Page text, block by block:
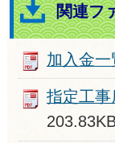
関連フ
加入金一
指定工